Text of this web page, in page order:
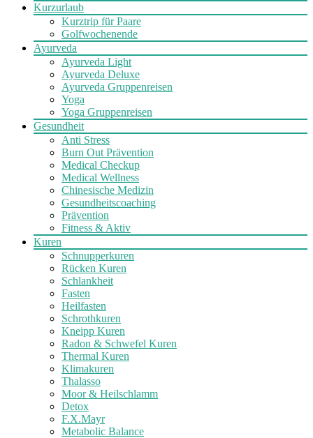
Kurzurlaub
Kurztrip für Paare
Golfwochenende
Ayurveda
Ayurveda Light
Ayurveda Deluxe
Ayurveda Gruppenreisen
Yoga
Yoga Gruppenreisen
Gesundheit
Anti Stress
Burn Out Prävention
Medical Checkup
Medical Wellness
Chinesische Medizin
Gesundheitscoaching
Prävention
Fitness & Aktiv
Kuren
Schnupperkuren
Rücken Kuren
Schlankheit
Fasten
Heilfasten
Schrothkuren
Kneipp Kuren
Radon & Schwefel Kuren
Thermal Kuren
Klimakuren
Thalasso
Moor & Heilschlamm
Detox
F.X.Mayr
Metabolic Balance